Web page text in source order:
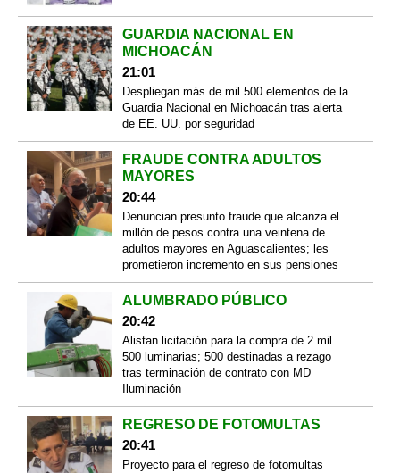
GUARDIA NACIONAL EN
MICHOACÁN
21:01
Despliegan más de mil 500 elementos de la
Guardia Nacional en Michoacán tras alerta
de EE. UU. por seguridad
FRAUDE CONTRA ADULTOS
MAYORES
20:44
Denuncian presunto fraude que alcanza el
millón de pesos contra una veintena de
adultos mayores en Aguascalientes; les
prometieron incremento en sus pensiones
ALUMBRADO PÚBLICO
20:42
Alistan licitación para la compra de 2 mil
500 luminarias; 500 destinadas a rezago
tras terminación de contrato con MD
Iluminación
REGRESO DE FOTOMULTAS
20:41
Proyecto para el regreso de fotomultas